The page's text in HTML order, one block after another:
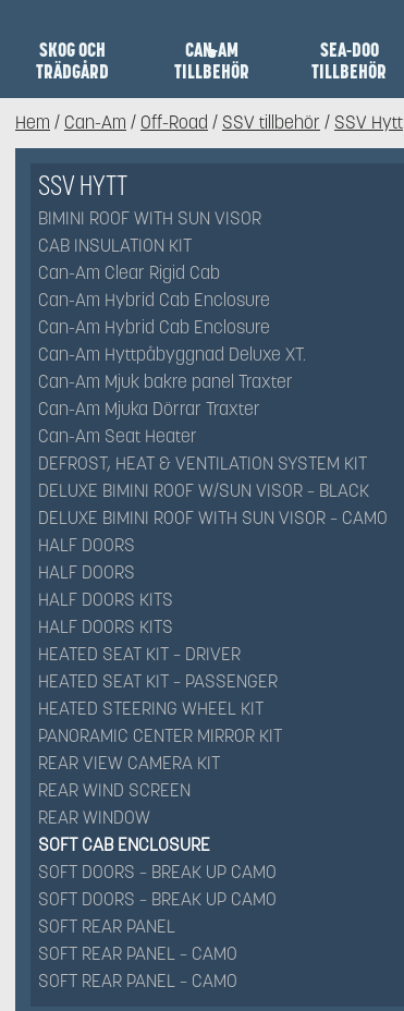
SKOG OCH
TRÄDGÅRD
CAN-AM
TILLBEHÖR
SEA-DOO
TILLBEHÖR
Hem / Can-Am / Off-Road / SSV tillbehör / SSV Hytt
SSV HYTT
BIMINI ROOF WITH SUN VISOR
CAB INSULATION KIT
Can-Am Clear Rigid Cab
Can-Am Hybrid Cab Enclosure
Can-Am Hybrid Cab Enclosure
Can-Am Hyttpåbyggnad Deluxe XT.
Can-Am Mjuk bakre panel Traxter
Can-Am Mjuka Dörrar Traxter
Can-Am Seat Heater
DEFROST, HEAT & VENTILATION SYSTEM KIT
DELUXE BIMINI ROOF W/SUN VISOR – BLACK
DELUXE BIMINI ROOF WITH SUN VISOR – CAMO
HALF DOORS
HALF DOORS
HALF DOORS KITS
HALF DOORS KITS
HEATED SEAT KIT – DRIVER
HEATED SEAT KIT – PASSENGER
HEATED STEERING WHEEL KIT
PANORAMIC CENTER MIRROR KIT
REAR VIEW CAMERA KIT
REAR WIND SCREEN
REAR WINDOW
SOFT CAB ENCLOSURE
SOFT DOORS – BREAK UP CAMO
SOFT DOORS – BREAK UP CAMO
SOFT REAR PANEL
SOFT REAR PANEL – CAMO
SOFT REAR PANEL – CAMO